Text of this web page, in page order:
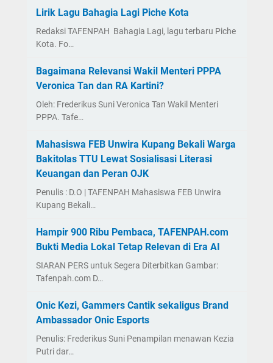
Lirik Lagu Bahagia Lagi Piche Kota
Redaksi TAFENPAH Bahagia Lagi, lagu terbaru Piche
Kota. Fo…
Bagaimana Relevansi Wakil Menteri PPPA
Veronica Tan dan RA Kartini?
Oleh: Frederikus Suni Veronica Tan Wakil Menteri
PPPA. Tafe…
Mahasiswa FEB Unwira Kupang Bekali Warga
Bakitolas TTU Lewat Sosialisasi Literasi
Keuangan dan Peran OJK
Penulis : D.O | TAFENPAH Mahasiswa FEB Unwira
Kupang Bekali…
Hampir 900 Ribu Pembaca, TAFENPAH.com
Bukti Media Lokal Tetap Relevan di Era AI
SIARAN PERS untuk Segera Diterbitkan Gambar:
Tafenpah.com D…
Onic Kezi, Gammers Cantik sekaligus Brand
Ambassador Onic Esports
Penulis: Frederikus Suni Penampilan menawan Kezia
Putri dar…